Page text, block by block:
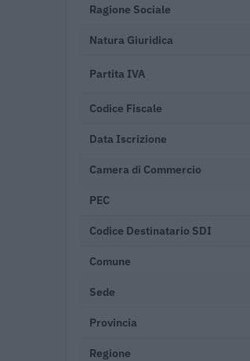
Ragione Sociale
Natura Giuridica
Partita IVA
Codice Fiscale
Data Iscrizione
Camera di Commercio
PEC
Codice Destinatario SDI
Comune
Sede
Provincia
Regione